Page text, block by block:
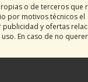
o de terceros
por motivos técnicos
y ofertas
En caso de no